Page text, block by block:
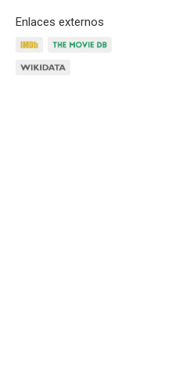
Enlaces externos